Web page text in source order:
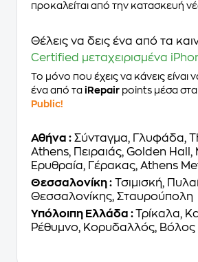
προκαλείται από την κατασκευή
Θέλεις να δεις ένα από τα
Certified μεταχειρισμένα
Το μόνο που έχεις να κάνεις είναι
ένα από τα iRepair points μέσα
Public!
Αθήνα : Σύνταγμα, Γλυφάδα,
Athens, Πειραιάς, Golden
Ερυθραία, Γέρακας, Athens
Θεσσαλονίκη : Τσιμισκή,
Θεσσαλονίκης, Σταυρούπολη
Υπόλοιπη Ελλάδα :Τρίκαλα,
Ρέθυμνο, Κορυδαλλός, Βόλος